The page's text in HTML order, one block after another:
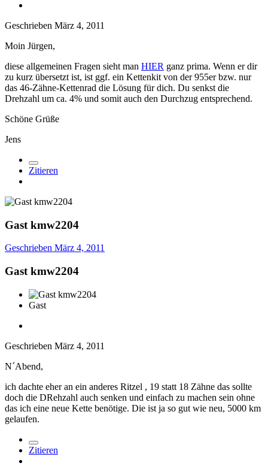
Geschrieben März 4, 2011
Moin Jürgen,
diese allgemeinen Fragen sieht man HIER ganz prima. Wenn er dir
zu kurz übersetzt ist, ist ggf. ein Kettenkit von der 955er bzw. nur
das 46-Zähne-Kettenrad die Lösung für dich. Du senkst die
Drehzahl um ca. 4% und somit auch den Durchzug entsprechend.
Schöne Grüße
Jens
Zitieren
Gast kmw2204
Geschrieben März 4, 2011
Gast kmw2204
Gast
Geschrieben März 4, 2011
N´Abend,
ich dachte eher an ein anderes Ritzel , 19 statt 18 Zähne das sollte
doch die DRehzahl auch senken und einfach zu machen sein ohne
das ich eine neue Kette benötige. Die ist ja so gut wie neu, 5000 km
gelaufen.
Zitieren